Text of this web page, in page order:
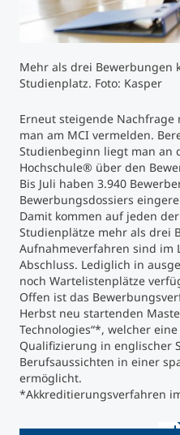
Executive
Mehr als drei Bewerbungen
Studienplatz. Foto: Kasper
Erneut steigende Nachfrage
man am MCI vermelden.
Studienbeginn liegt man an
Hochschule® über den
Bis Juli haben 3.940
Bewerbungsdossiers
Damit kommen auf jeden
Studienplätze mehr als drei
Aufnahmeverfahren sind im
Abschluss. Lediglich in
noch Wartelistenplätze
Offen ist das
Herbst neu startenden
Technologies“*, welcher
Qualifizierung in englischer
Berufsaussichten in einer
ermöglicht.
*Akkreditierungsverfahren